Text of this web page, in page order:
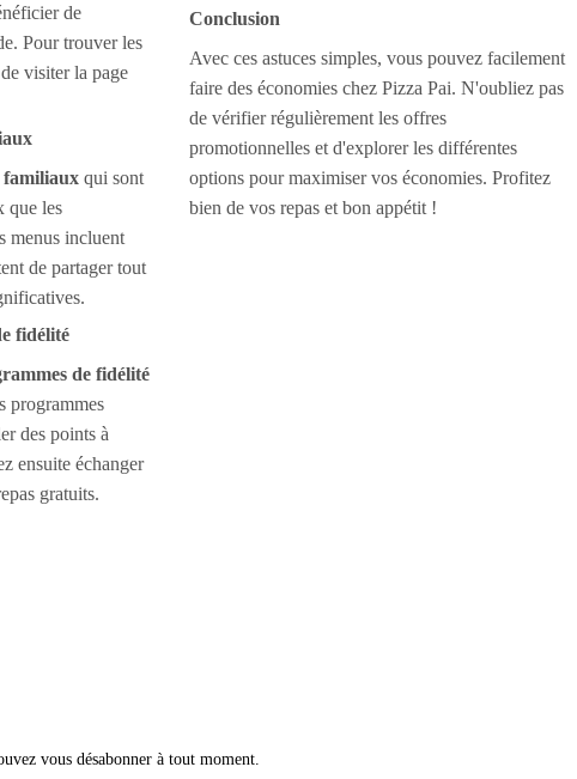
de
Pour trouver les
visiter la page
familiaux qui sont
que les
menus incluent
de partager tout
fidélité
de fidélité
programmes
des points à
ensuite échanger
gratuits.
Conclusion
Avec ces astuces simples, vous pouvez facilement
faire des économies chez Pizza Pai. N'oubliez pas
de vérifier régulièrement les offres
promotionnelles et d'explorer les différentes
options pour maximiser vos économies. Profitez
bien de vos repas et bon appétit !
vous désabonner à tout moment.